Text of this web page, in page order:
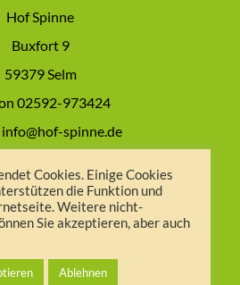
Hof Spinne
Buxfort 9
59379 Selm
02592-973424
spinne.de
Impressum
AGB
Cookies. Einige Cookies
die Funktion und
Weitere nicht-
Sie akzeptieren, aber auch
Ablehnen